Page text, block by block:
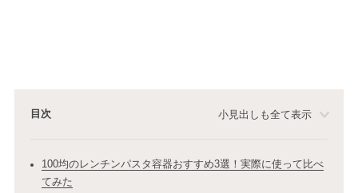
目次 小見出しも全て表示
100均のレンチンパスタ容器おすすめ3選！実際に使って比べ
てみた